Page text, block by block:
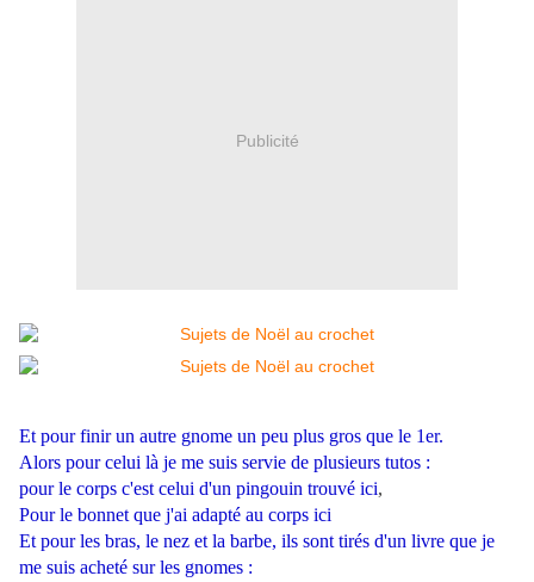
Publicité
Et pour finir un autre gnome un peu plus gros que le 1er.
Alors pour celui là je me suis servie de plusieurs tutos :
pour le corps c'est celui d'un pingouin trouvé ici,
Pour le bonnet que j'ai adapté au corps ici
Et pour les bras, le nez et la barbe, ils sont tirés d'un livre que je
me suis acheté sur les gnomes :